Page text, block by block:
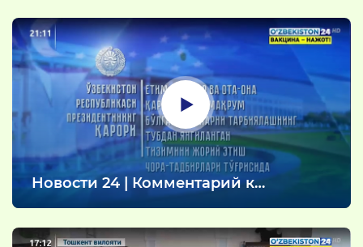
Новости 24 | Комментарий к
Постановлению Президента